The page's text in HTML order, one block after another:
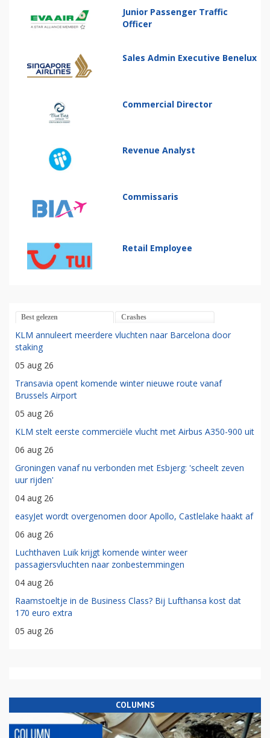
Junior Passenger Traffic
Officer
Sales Admin Executive Benelux
Commercial Director
Revenue Analyst
Commissaris
Retail Employee
Best gelezen Crashes
KLM annuleert meerdere vluchten naar Barcelona door
staking
05 aug 26
Transavia opent komende winter nieuwe route vanaf
Brussels Airport
05 aug 26
KLM stelt eerste commerciële vlucht met Airbus A350-900 uit
06 aug 26
Groningen vanaf nu verbonden met Esbjerg: 'scheelt zeven
uur rijden'
04 aug 26
easyJet wordt overgenomen door Apollo, Castlelake haakt af
06 aug 26
Luchthaven Luik krijgt komende winter weer
passagiersvluchten naar zonbestemmingen
04 aug 26
Raamstoeltje in de Business Class? Bij Lufthansa kost dat
170 euro extra
05 aug 26
COLUMNS